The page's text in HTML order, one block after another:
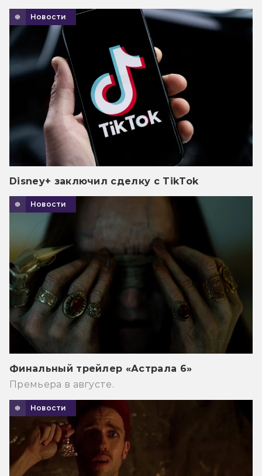
Новости
Disney+ заключил сделку с TikTok
Новости
Финальный трейлер «Астрала 6»
Премьера в августе.
Новости